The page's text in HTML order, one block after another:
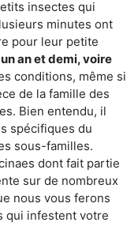
insectes qui
minutes ont
pour leur petite
an et demi, voire
conditions, même si
de la famille des
Bien entendu, il
spécifiques du
sous-familles.
dont fait partie
sur de nombreux
nous vous ferons
qui infestent votre